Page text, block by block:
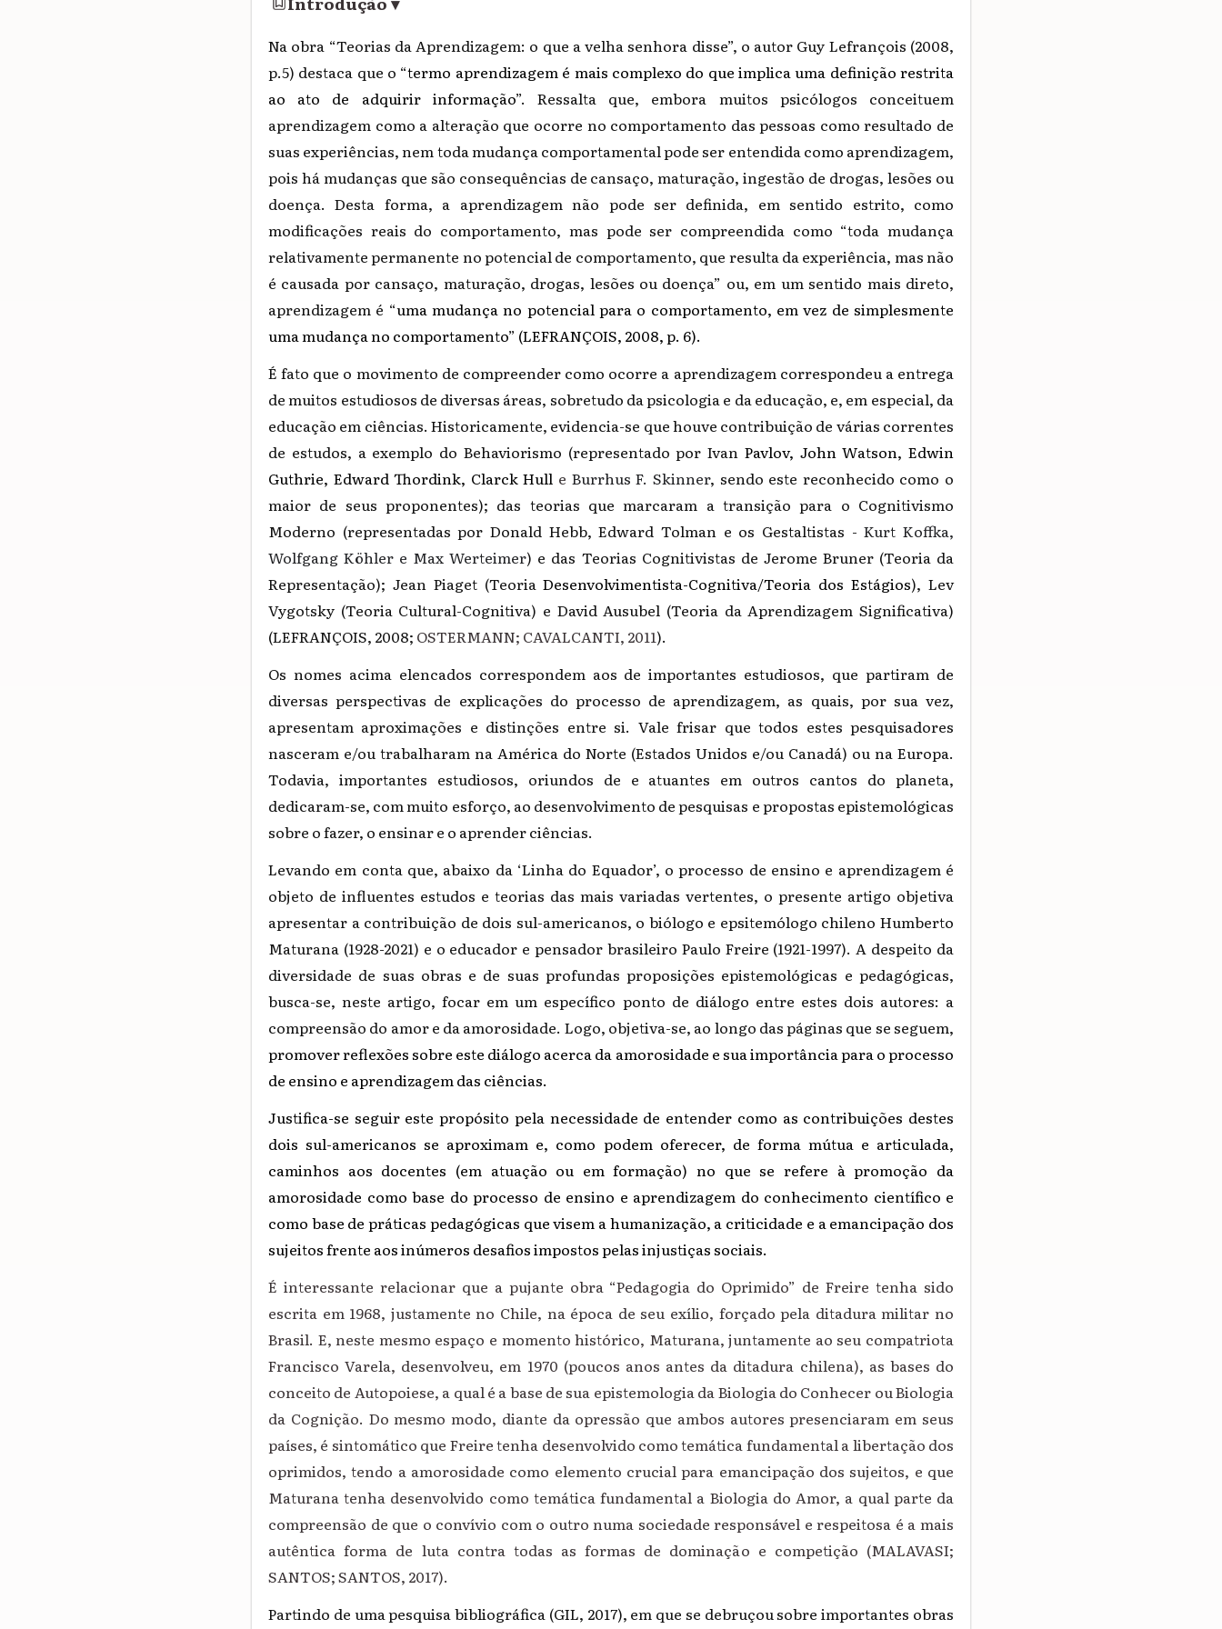
Na obra “Teorias da Aprendizagem: o que a velha senhora disse”, o autor Guy Lefrançois (2008,
p.5) destaca que o “termo aprendizagem é mais complexo do que implica uma definição restrita
ao ato de adquirir informação”. Ressalta que, embora muitos psicólogos conceituem
aprendizagem como a alteração que ocorre no comportamento das pessoas como resultado de
suas experiências, nem toda mudança comportamental pode ser entendida como aprendizagem,
pois há mudanças que são consequências de cansaço, maturação, ingestão de drogas, lesões ou
doença. Desta forma, a aprendizagem não pode ser definida, em sentido estrito, como
modificações reais do comportamento, mas pode ser compreendida como “toda mudança
relativamente permanente no potencial de comportamento, que resulta da experiência, mas não
é causada por cansaço, maturação, drogas, lesões ou doença” ou, em um sentido mais direto,
aprendizagem é “uma mudança no potencial para o comportamento, em vez de simplesmente
uma mudança no comportamento” (LEFRANÇOIS, 2008, p. 6).
É fato que o movimento de compreender como ocorre a aprendizagem correspondeu a entrega
de muitos estudiosos de diversas áreas, sobretudo da psicologia e da educação, e, em especial, da
educação em ciências. Historicamente, evidencia-se que houve contribuição de várias correntes
de estudos, a exemplo do Behaviorismo (representado por Ivan Pavlov, John Watson, Edwin
Guthrie, Edward Thordink, Clarck Hull e Burrhus F. Skinner, sendo este reconhecido como o
maior de seus proponentes); das teorias que marcaram a transição para o Cognitivismo
Moderno (representadas por Donald Hebb, Edward Tolman e os Gestaltistas -Kurt Koffka,
Wolfgang Köhler e Max Werteimer) e das Teorias Cognitivistas de Jerome Bruner (Teoria da
Representação); Jean Piaget (TeoriaDesenvolvimentista-Cognitiva/Teoria dos Estágios), Lev
Vygotsky (Teoria Cultural-Cognitiva) e David Ausubel (Teoria da Aprendizagem Significativa)
(LEFRANÇOIS, 2008; OSTERMANN; CAVALCANTI, 2011).
Os nomes acima elencados correspondem aos de importantes estudiosos, que partiram de
diversas perspectivas de explicações do processo de aprendizagem, as quais, por sua vez,
apresentam aproximações e distinções entre si. Vale frisar que todos estes pesquisadores
nasceram e/ou trabalharam na América do Norte (Estados Unidos e/ou Canadá) ou na Europa.
Todavia, importantes estudiosos, oriundos de e atuantes em outros cantos do planeta,
dedicaram-se, com muito esforço, ao desenvolvimento de pesquisas e propostas epistemológicas
sobre o fazer, o ensinar e o aprender ciências.
Levando em conta que, abaixo da ‘Linha do Equador’, o processo de ensino e aprendizagem é
objeto de influentes estudos e teorias das mais variadas vertentes, o presente artigo objetiva
apresentar a contribuição de dois sul-americanos, o biólogo e epsitemólogo chileno Humberto
Maturana (1928-2021) e o educador e pensador brasileiro Paulo Freire (1921-1997). A despeito da
diversidade de suas obras e de suas profundas proposições epistemológicas e pedagógicas,
busca-se, neste artigo, focar em um específico ponto de diálogo entre estes dois autores: a
compreensão do amor e da amorosidade. Logo, objetiva-se, ao longo das páginas que se seguem,
promover reflexões sobre este diálogo acerca da amorosidade e sua importância para o processo
de ensino e aprendizagem das ciências.
Justifica-se seguir este propósito pela necessidade de entender como as contribuições destes
dois sul-americanos se aproximam e, como podem oferecer, de forma mútua e articulada,
caminhos aos docentes (em atuação ou em formação) no que se refere à promoção da
amorosidade como base do processo de ensino e aprendizagem do conhecimento científico e
como base de práticas pedagógicas que visem a humanização, a criticidade e a emancipação dos
sujeitos frente aos inúmeros desafios impostos pelas injustiças sociais.
É interessante relacionar que a pujante obra “Pedagogia do Oprimido” de Freire tenha sido
escrita em 1968, justamente no Chile, na época de seu exílio, forçado pela ditadura militar no
Brasil. E, neste mesmo espaço e momento histórico, Maturana, juntamente ao seu compatriota
Francisco Varela, desenvolveu, em 1970 (poucos anos antes da ditadura chilena), as bases do
conceito de Autopoiese, a qual é a base de sua epistemologia da Biologia do Conhecer ou Biologia
da Cognição. Do mesmo modo, diante da opressão que ambos autores presenciaram em seus
países, é sintomático que Freire tenha desenvolvido como temática fundamental a libertação dos
oprimidos, tendo a amorosidade como elemento crucial para emancipação dos sujeitos, e que
Maturana tenha desenvolvido como temática fundamental a Biologia do Amor, a qual parte da
compreensão de que o convívio com o outro numa sociedade responsável e respeitosa é a mais
autêntica forma de luta contra todas as formas de dominação e competição (MALAVASI;
SANTOS; SANTOS, 2017).
Partindo de uma pesquisa bibliográfica (GIL, 2017), em que se debruçou sobre importantes obras